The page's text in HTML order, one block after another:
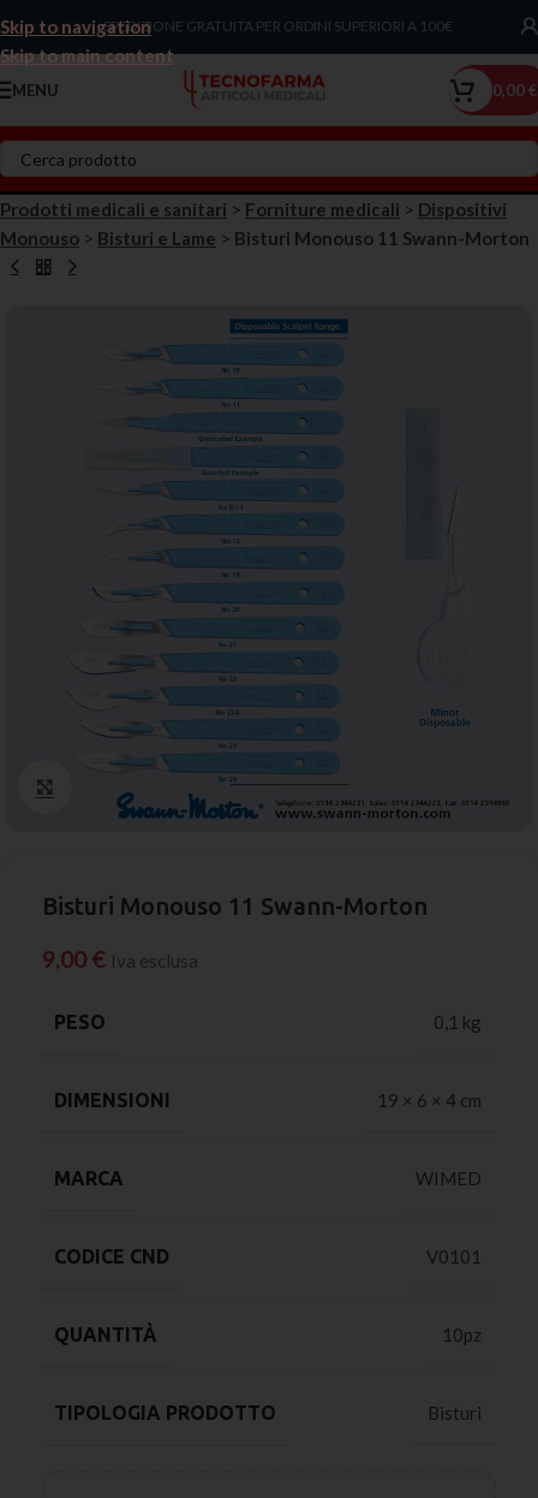
Skip to navigation
Skip to main content
Chiama Ora!SPEDIZIONE GRATUITA PER ORDINI SUPERIORI A 100€
MENU 0,00€
Prodotti medicali e sanitari > Forniture medicali > Dispositivi
Monouso > Bisturi e Lame > Bisturi Monouso 11 Swann-Morton
Bisturi Monouso 11 Swann-Morton
9,00 € Iva esclusa
PESO 0,1 kg
DIMENSIONI 19 × 6 × 4 cm
MARCA WIMED
CODICE CND V0101
QUANTITÀ 10pz
TIPOLOGIA PRODOTTO Bisturi